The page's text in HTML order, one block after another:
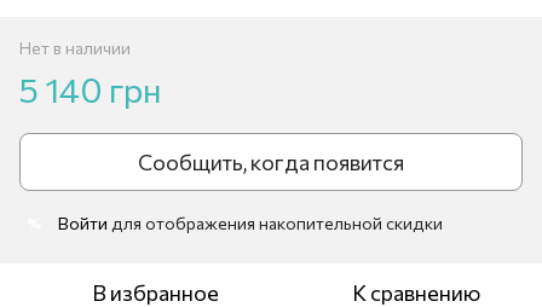
Нет в наличии
5 140 грн
Сообщить, когда появится
Войти для отображения накопительной скидки
В избранное К сравнению